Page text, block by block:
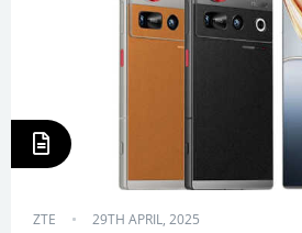
ZTE 29TH APRIL, 2025